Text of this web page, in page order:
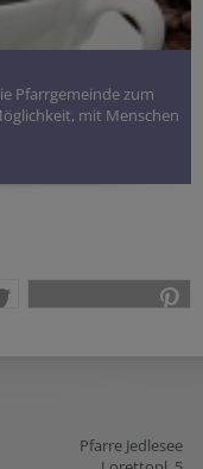
Pfarrgemeinde zum
mit Menschen
Pfarre Jedlesee